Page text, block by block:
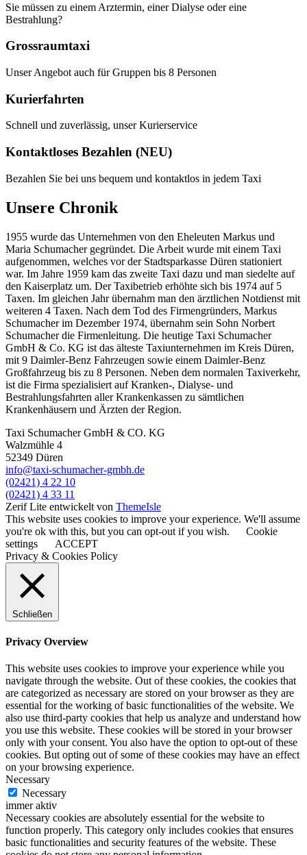
Sie müssen zu einem Arztermin, einer Dialyse oder eine
Bestrahlung?
Grossraumtaxi
Unser Angebot auch für Gruppen bis 8 Personen
Kurierfahrten
Schnell und zuverlässig, unser Kurierservice
Kontaktloses Bezahlen (NEU)
Bezahlen Sie bei uns bequem und kontaktlos in jedem Taxi
Unsere Chronik
1955 wurde das Unternehmen von den Eheleuten Markus und
Maria Schumacher gegründet. Die Arbeit wurde mit einem Taxi
aufgenommen, welches vor der Stadtsparkasse Düren stationiert
war. Im Jahre 1959 kam das zweite Taxi dazu und man siedelte auf
den Kaiserplatz um. Der Taxibetrieb erhöhte sich bis 1974 auf 5
Taxen. Im gleichen Jahr übernahm man den ärztlichen Notdienst mit
weiteren 4 Taxen. Nach dem Tod des Firmengründers, Markus
Schumacher im Dezember 1974, übernahm sein Sohn Norbert
Schumacher die Firmenleitung. Die heutige Taxi Schumacher
GmbH & Co. KG ist das älteste Taxiunternehmen im Kreis Düren,
mit 9 Daimler-Benz Fahrzeugen sowie einem Daimler-Benz
Großfahrzeug bis zu 8 Personen. Neben dem normalen Taxiverkehr,
ist die Firma spezialisiert auf Kranken-, Dialyse- und
Bestrahlungsfahrten aller Krankenkassen zu sämtlichen
Krankenhäusern und Ärzten der Region.
Taxi Schumacher GmbH & CO. KG
Walzmühle 4
52349 Düren
info@taxi-schumacher-gmbh.de
(02421) 4 22 10
(02421) 4 33 11
Zerif Lite entwickelt von ThemeIsle
This website uses cookies to improve your experience. We'll assume
you're ok with this, but you can opt-out if you wish.
Cookie
settings
ACCEPT
Privacy & Cookies Policy
Schließen
Privacy Overview
This website uses cookies to improve your experience while you
navigate through the website. Out of these cookies, the cookies that
are categorized as necessary are stored on your browser as they are
essential for the working of basic functionalities of the website. We
also use third-party cookies that help us analyze and understand how
you use this website. These cookies will be stored in your browser
only with your consent. You also have the option to opt-out of these
cookies. But opting out of some of these cookies may have an effect
on your browsing experience.
Necessary
Necessary
immer aktiv
Necessary cookies are absolutely essential for the website to
function properly. This category only includes cookies that ensures
basic functionalities and security features of the website. These